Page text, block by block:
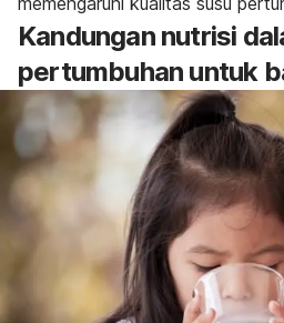
Kandungan nutrisi
pertumbuhan untuk